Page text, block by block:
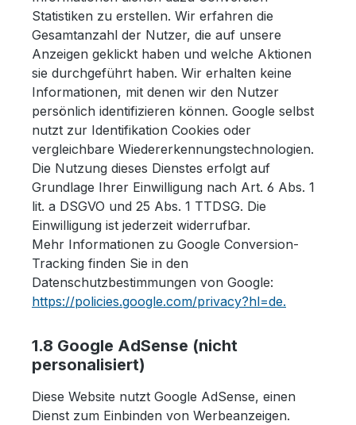
Statistiken zu erstellen. Wir erfahren die
Gesamtanzahl der Nutzer, die auf unsere
Anzeigen geklickt haben und welche Aktionen
sie durchgeführt haben. Wir erhalten keine
Informationen, mit denen wir den Nutzer
persönlich identifizieren können. Google selbst
nutzt zur Identifikation Cookies oder
vergleichbare Wiedererkennungstechnologien.
Die Nutzung dieses Dienstes erfolgt auf
Grundlage Ihrer Einwilligung nach Art. 6 Abs. 1
lit. a DSGVO und 25 Abs. 1 TTDSG. Die
Einwilligung ist jederzeit widerrufbar.
Mehr Informationen zu Google Conversion-
Tracking finden Sie in den
Datenschutzbestimmungen von Google:
https://policies.google.com/privacy?hl=de.
1.8 Google AdSense (nicht
personalisiert)
Diese Website nutzt Google AdSense, einen
Dienst zum Einbinden von Werbeanzeigen.